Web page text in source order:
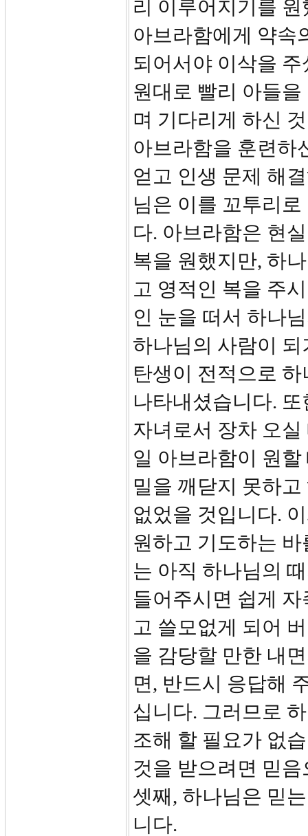
리 이루어지기를
아브라함에게 약속
되어서야 이삭을
원대로 빨리 아들
며 기다리게 하신
아브라함을 훈련하
얻고 인생 문제 해
님은 이를 꼬투리
다. 아브라함은 현
복을 원했지만, 하
고 영적인 복을 주
인 눈을 떠서 하나
하나님의 사람이
탄생이 전적으로
나타내셨습니다.
자녀로서 장차 오
일 아브라함이 원
밀을 깨닫지 못하
없었을 것입니다.
원하고 기도하는
는 아직 하나님의
들어주시면 쉽게
고 쓸모없게 되어
을 감당할 만한 내
면, 반드시 응답해
십니다. 그러므로
조해 할 필요가 없
것을 받으려면 믿
셋째, 하나님은 믿
니다.